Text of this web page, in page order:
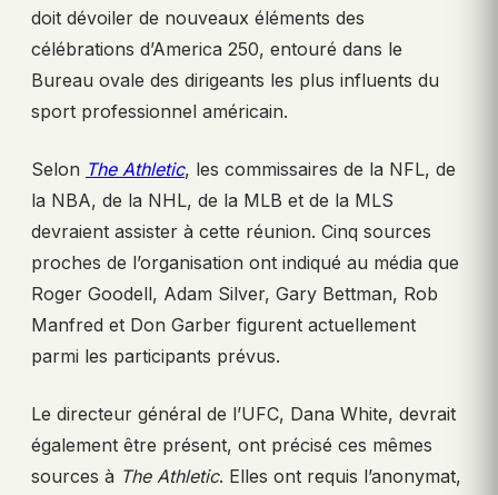
doit dévoiler de nouveaux éléments des
célébrations d’America 250, entouré dans le
Bureau ovale des dirigeants les plus influents du
sport professionnel américain.
Selon The Athletic, les commissaires de la NFL, de
la NBA, de la NHL, de la MLB et de la MLS
devraient assister à cette réunion. Cinq sources
proches de l’organisation ont indiqué au média que
Roger Goodell, Adam Silver, Gary Bettman, Rob
Manfred et Don Garber figurent actuellement
parmi les participants prévus.
Le directeur général de l’UFC, Dana White, devrait
également être présent, ont précisé ces mêmes
sources à The Athletic. Elles ont requis l’anonymat,